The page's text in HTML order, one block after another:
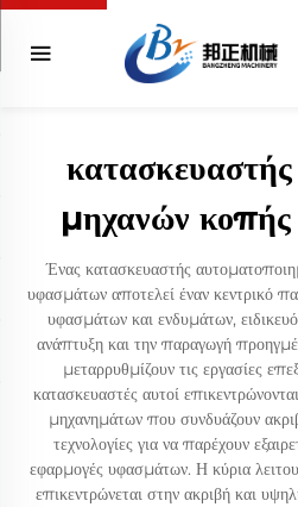
μηχανών
Ένας κατασκευαστής
υφασμάτων αποτελεί έναν κεντρικό
υφασμάτων και ενδυμάτων,
ανάπτυξη και την παραγωγή
μεταρρυθμίζουν τις εργασίες
κατασκευαστές αυτοί
μηχανημάτων που συνδυάζουν
τεχνολογίες για να παρέχουν
εφαρμογές υφασμάτων. Η κύρια
επικεντρώνεται στην ακριβή και